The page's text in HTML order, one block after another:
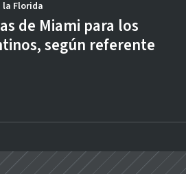
de Miami para los
según referente
la Florida